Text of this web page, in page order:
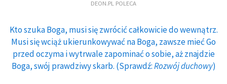
DEON.PL POLECA
Kto szuka Boga, musi się zwrócić całkowicie do wewnątrz.
Musi się wciąż ukierunkowywać na Boga, zawsze mieć Go
przed oczyma i wytrwale zapominać o sobie, aż znajdzie
Boga, swój prawdziwy skarb. (Sprawdź:Rozwój duchowy)